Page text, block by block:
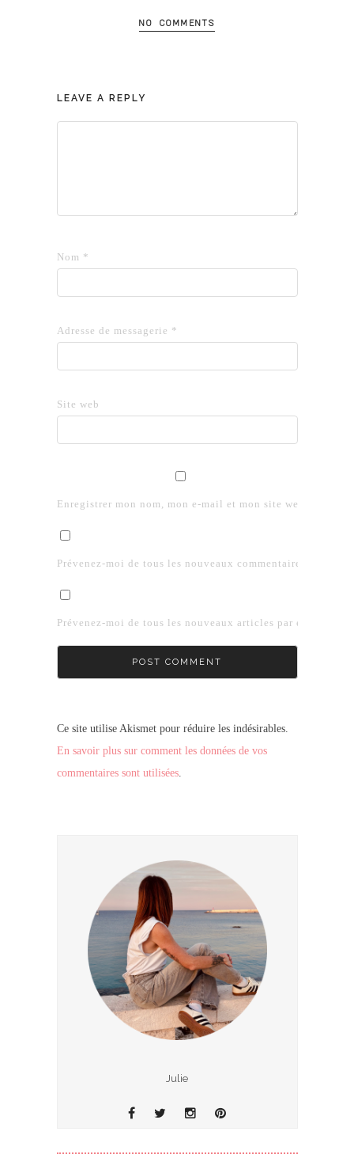
NO COMMENTS
LEAVE A REPLY
Nom *
Adresse de messagerie *
Site web
Enregistrer mon nom, mon e-mail et mon site web dans le
Prévenez-moi de tous les nouveaux commentaires par e-
Prévenez-moi de tous les nouveaux articles par e-mail.
Ce site utilise Akismet pour réduire les indésirables.
En savoir plus sur comment les données de vos
commentaires sont utilisées.
Julie